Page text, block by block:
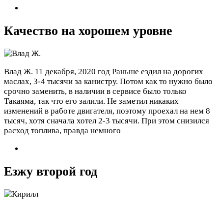
Качество на хорошем уровне
Влад Ж. 11 декабря, 2020 год Раньше ездил на дорогих
маслах, 3-4 тысячи за канистру. Потом как то нужно было
срочно заменить, в наличии в сервисе было только
Такаяма, так что его залили. Не заметил никаких
изменений в работе двигателя, поэтому проехал на нем 8
тысяч, хотя сначала хотел 2-3 тысячи. При этом снизился
расход топлива, правда немного
Езжу второй год